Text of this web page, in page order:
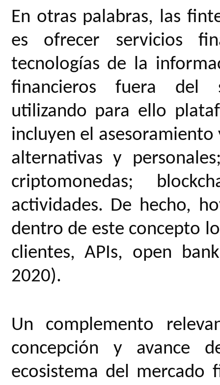
En otras palabras, las
es ofrecer servicios
tecnologías de la
financieros fuera del
utilizando para ello
incluyen el
alternativas y
criptomonedas;
actividades. De hecho,
dentro de este concepto
clientes, APIs, open
2020).
Un complemento
concepción y avance
ecosistema del mercado